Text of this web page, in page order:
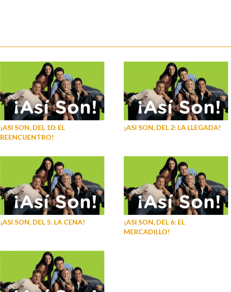
¡ASI SON, DEL 10: EL
REENCUENTRO!
¡ASI SON, DEL 2: LA LLEGADA!
¡ASI SON, DEL 5: LA CENA!
¡ASI SON, DEL 6: EL
MERCADILLO!